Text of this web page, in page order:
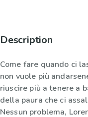
Description
Come fare quando ci
non vuole più
riuscire più a tenere a
della paura che ci
Nessun problema,